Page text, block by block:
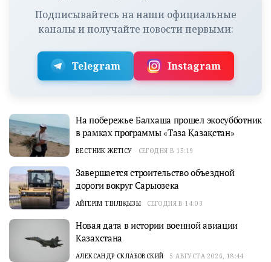
Подписывайтесь на наши официальные
каналы и получайте новости первыми:
Telegram Instagram
На побережье Балхаша прошел экосубботник
в рамках программы «Таза Қазақстан»
ВЕСТНИК ЖЕТІСУ СЕГОДНЯ В 15:19
Завершается строительство объездной
дороги вокруг Сарыозека
АЙГЕРІМ ТІНӘЛІҚЫЗЫ СЕГОДНЯ В 14:03
Новая дата в истории военной авиации
Казахстана
АЛЕКСАНДР СКЛАБОВСКИЙ 5 АВГУСТА 2026, 18:44